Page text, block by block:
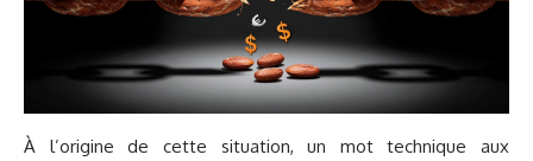
À l’origine de cette situation, un mot technique aux